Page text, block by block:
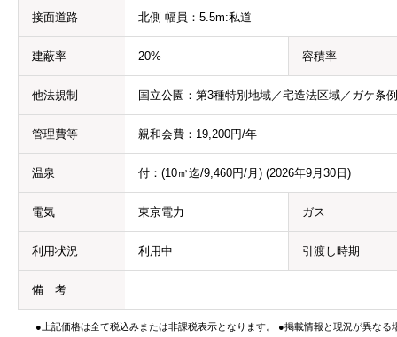
接面道路 北側 幅員：5.5m:私道
建蔽率 20% 容積率
他法規制 国立公園：第3種特別地域／宅造法区域／ガケ条例
管理費等 親和会費：19,200円/年
温泉 付：(10㎥迄/9,460円/月) (2026年9月30日)
電気 東京電力 ガス
利用状況 利用中 引渡し時期
備 考
●上記価格は全て税込みまたは非課税表示となります。 ●掲載情報と現況が異なる